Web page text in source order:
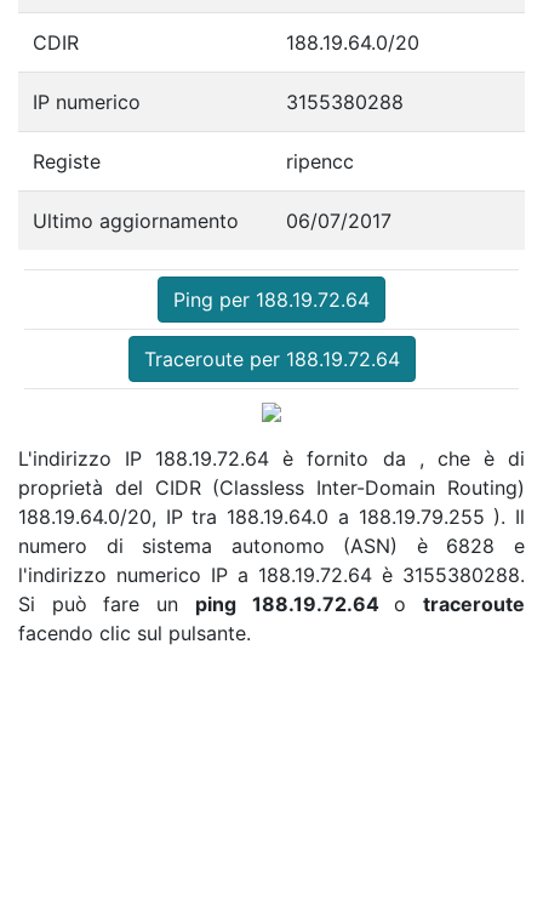
CDIR 188.19.64.0/20
IP numerico 3155380288
Registe ripencc
Ultimo aggiornamento 06/07/2017
Ping per 188.19.72.64
Traceroute per 188.19.72.64
L'indirizzo IP 188.19.72.64 è fornito da , che è di
proprietà del CIDR (Classless Inter-Domain Routing)
188.19.64.0/20, IP tra 188.19.64.0 a 188.19.79.255 ). Il
numero di sistema autonomo (ASN) è 6828 e
l'indirizzo numerico IP a 188.19.72.64 è 3155380288.
Si può fare un ping 188.19.72.64otraceroute
facendo clic sul pulsante.